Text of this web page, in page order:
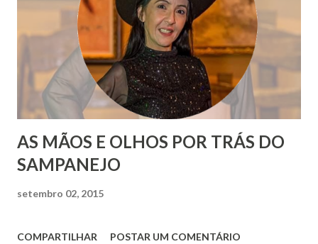
AS MÃOS E OLHOS POR TRÁS DO
SAMPANEJO
setembro 02, 2015
COMPARTILHAR
POSTAR UM COMENTÁRIO